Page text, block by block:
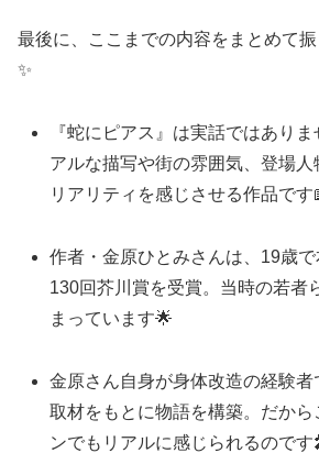
最後に、ここまでの内容をまとめて
✨
『蛇にピアス』は実話ではあり
アルな描写や街の雰囲気、登場人
リアリティを感じさせる作品です
作者・金原ひとみさんは、19歳
130回芥川賞を受賞。当時の若者
まっています🌟
金原さん自身が身体改造の経験
取材をもとに物語を構築。だから
ンでもリアルに感じられるのです